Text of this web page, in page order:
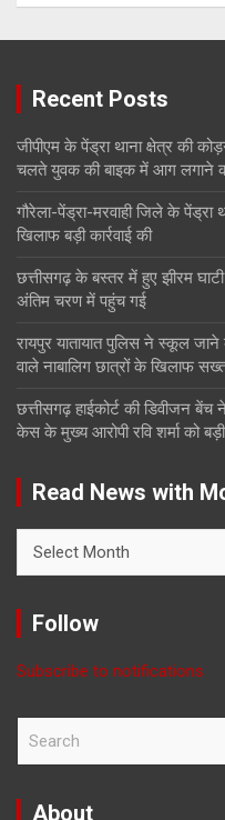
Recent Posts
जीपीएम के पेंड्रा थाना क्षेत्र की
चलते युवक की बाइक में आग लगाने
गौरेला-पेंड्रा-मरवाही जिले के
खिलाफ बड़ी कार्रवाई की
छत्तीसगढ़ के बस्तर में हुए झीरम
अंतिम चरण में पहुंच गई
रायपुर यातायात पुलिस ने स्कूल
वाले नाबालिग छात्रों के खिलाफ
छत्तीसगढ़ हाईकोर्ट की डिवीजन बेंच
केस के मुख्य आरोपी रवि शर्मा को बड़ी
Read News with
News
Month
Follow
Subscribe to notifications
r
About